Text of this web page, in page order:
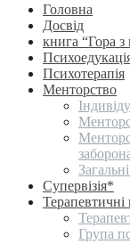
Головна
Досвід
книга “Гора з
Психотерапія
Менторство
Супервізія*
Терапевтичні
Група